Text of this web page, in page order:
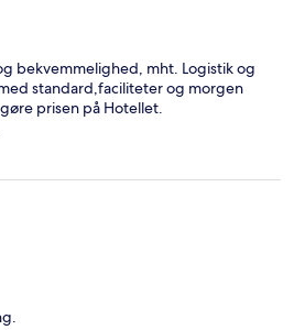
bekvemmelighed, mht. Logistik og
standard,faciliteter og morgen
prisen på Hotellet.